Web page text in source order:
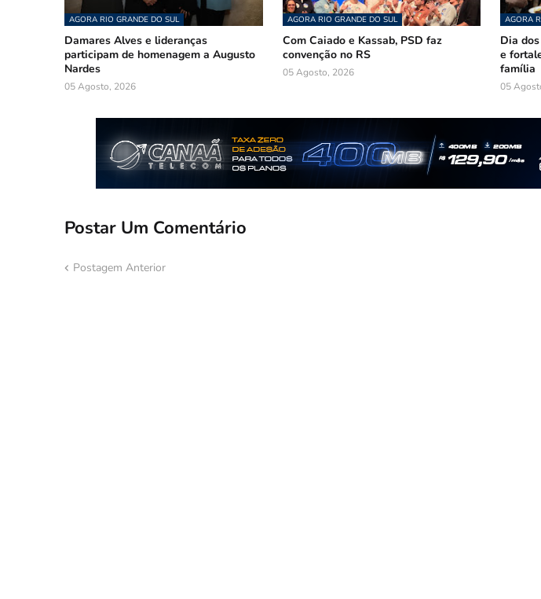
AGORA RIO GRANDE DO SUL
Damares Alves e lideranças
participam de homenagem a Augusto
Nardes
05 Agosto, 2026
AGORA RIO GRANDE DO SUL
Com Caiado e Kassab, PSD faz
convenção no RS
05 Agosto, 2026
AGORA
Dia
e
família
05
Postar Um Comentário
Postagem Anterior